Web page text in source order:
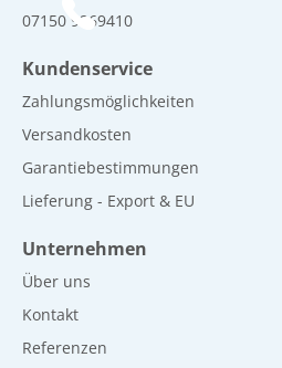
07150 9269410
Kundenservice
Zahlungsmöglichkeiten
Versandkosten
Garantiebestimmungen
Lieferung - Export & EU
Unternehmen
Über uns
Kontakt
Referenzen